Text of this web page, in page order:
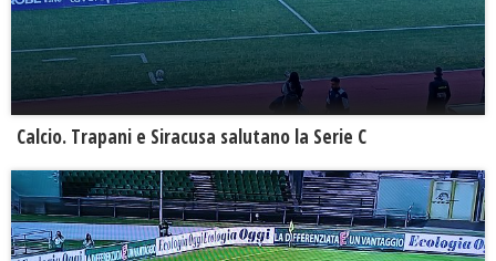
Calcio. Trapani e Siracusa salutano la Serie C